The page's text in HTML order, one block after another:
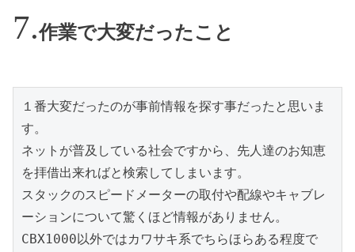
作業で大変だったこと
１番大変だったのが事前情報を探す事だったと思いま
す。
ネットが普及している社会ですから、先人達のお知恵
を拝借出来ればと検索してしまいます。
スタックのスピードメーターの取付や配線やキャブレ
ーションについて驚くほど情報がありません。
CBX1000以外ではカワサキ系でちらほらある程度で